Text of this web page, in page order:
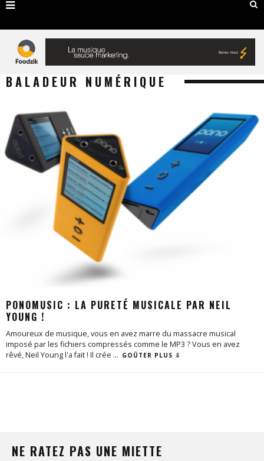
BALADEUR NUMÉRIQUE
PONOMUSIC : LA PURETÉ MUSICALE PAR NEIL
YOUNG !
Amoureux de musique, vous en avez marre du massacre musical
imposé par les fichiers compressés comme le MP3 ? Vous en avez
rêvé, Neil Young l'a fait ! Il crée ... GOÛTER PLUS ⇩
NE RATEZ PAS UNE MIETTE